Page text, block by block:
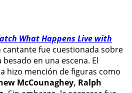
What Happens Live with
cantante fue cuestionada sobre
en una escena. El
hizo mención de figuras como
McCounaghey, Ralph